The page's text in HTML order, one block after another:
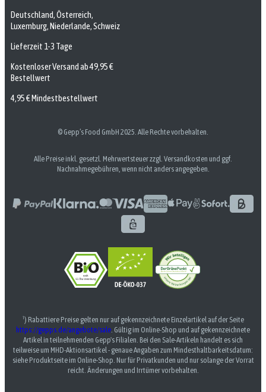
Deutschland, Österreich,
Luxemburg, Niederlande, Schweiz
Lieferzeit 1-3 Tage
Kostenloser Versand ab 49,95 €
Bestellwert
4,95 € Mindestbestellwert
© Gepp’s Food GmbH 2025. Alle Rechte vorbehalten.
Alle Preise inkl. gesetzl. Mehrwertsteuer zzgl. Versandkosten und ggf.
Nachnahmegebühren, wenn nicht anders angegeben.
¹) Rabattiere Preise gelten nur auf gekennzeichnete Einzelartikel auf der Seite
https://gepps.de/angebote/sale. Gültig im Online-Shop und auf gekennzeichnete
Artikel in teilnehmenden Gepp's Filialen. Bei den Sale-Artikeln handelt es sich
teilweise um MHD-Aktionsartikel - genaue Angaben zum Mindesthaltbarkeitsdatum:
siehe Produktseite im Online-Shop. Nur für Privatkunden und nur solange der Vorrat
reicht. Änderungen und Irrtümer vorbehalten.